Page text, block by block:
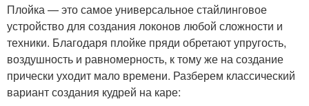
Плойка — это самое универсальное стайлинговое
устройство для создания локонов любой сложности и
техники. Благодаря плойке пряди обретают упругость,
воздушность и равномерность, к тому же на создание
прически уходит мало времени. Разберем классический
вариант создания кудрей на каре: